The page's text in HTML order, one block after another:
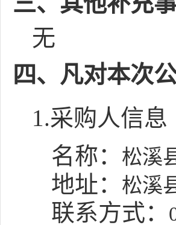
无
四、凡对本次
1.采购人信息
名称：
松溪
地址： 松溪
联系方式：